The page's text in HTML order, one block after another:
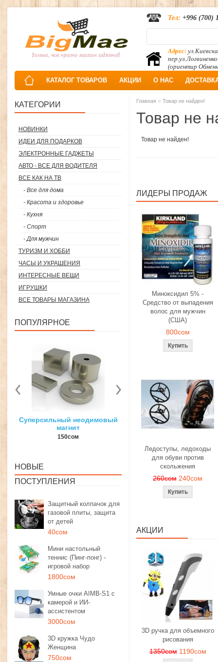
Адрес:
пер.ул.Логвиненко
(ориентир
Тел: +996 (700)
КАТАЛОГ ТОВАРОВ АКЦИИ О НАС
КАТЕГОРИИ
НОВИНКИ
ИДЕИ ДЛЯ ПОДАРКОВ
ЭЛЕКТРОННЫЕ ГАДЖЕТЫ
АВТО - ВСЕ ДЛЯ ВОДИТЕЛЯ
ВСЕ КАК НА ТВ
- Все для дома
- Красота и здоровье
- Кухня
- Спорт
- Для мужчин
ТУРИЗМ И ХОББИ
ЧАСЫ И УКРАШЕНИЯ
ИНТЕРЕСНЫЕ ВЕЩИ
ИГРУШКИ
ВСЕ ТОВАРЫ МАГАЗИНА
ПОПУЛЯРНОЕ
3D ручка для объемного
рисования
1350сом 1190сом
Загуститель волос
27гр
НОВЫЕ
ПОСТУПЛЕНИЯ
Защитный колпачок для
газовой плиты, защита
от детей
40сом
Мини настольный
теннис (Пинг-понг) -
игровой набор
1800сом
Умные очки AIMB-S1 с
камерой и ИИ-
ассистентом
3000сом
3D кружка Чудо
Женщина
750сом
Главная » Товар не найден!
Товар не
Товар не найден!
ЛИДЕРЫ ПРОДАЖ
Миноксидил 5% -
Средство от выпадения
волос для мужчин
(США)
800сом
Ледоступы, ледоходы
для обуви против
скольжения
260сом 240сом
АКЦИИ
3D ручка для объемного
рисования
1350сом 1190сом